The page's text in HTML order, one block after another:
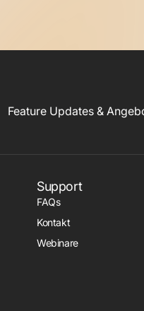
Feature Updates &
Support
FAQs
Kontakt
Webinare